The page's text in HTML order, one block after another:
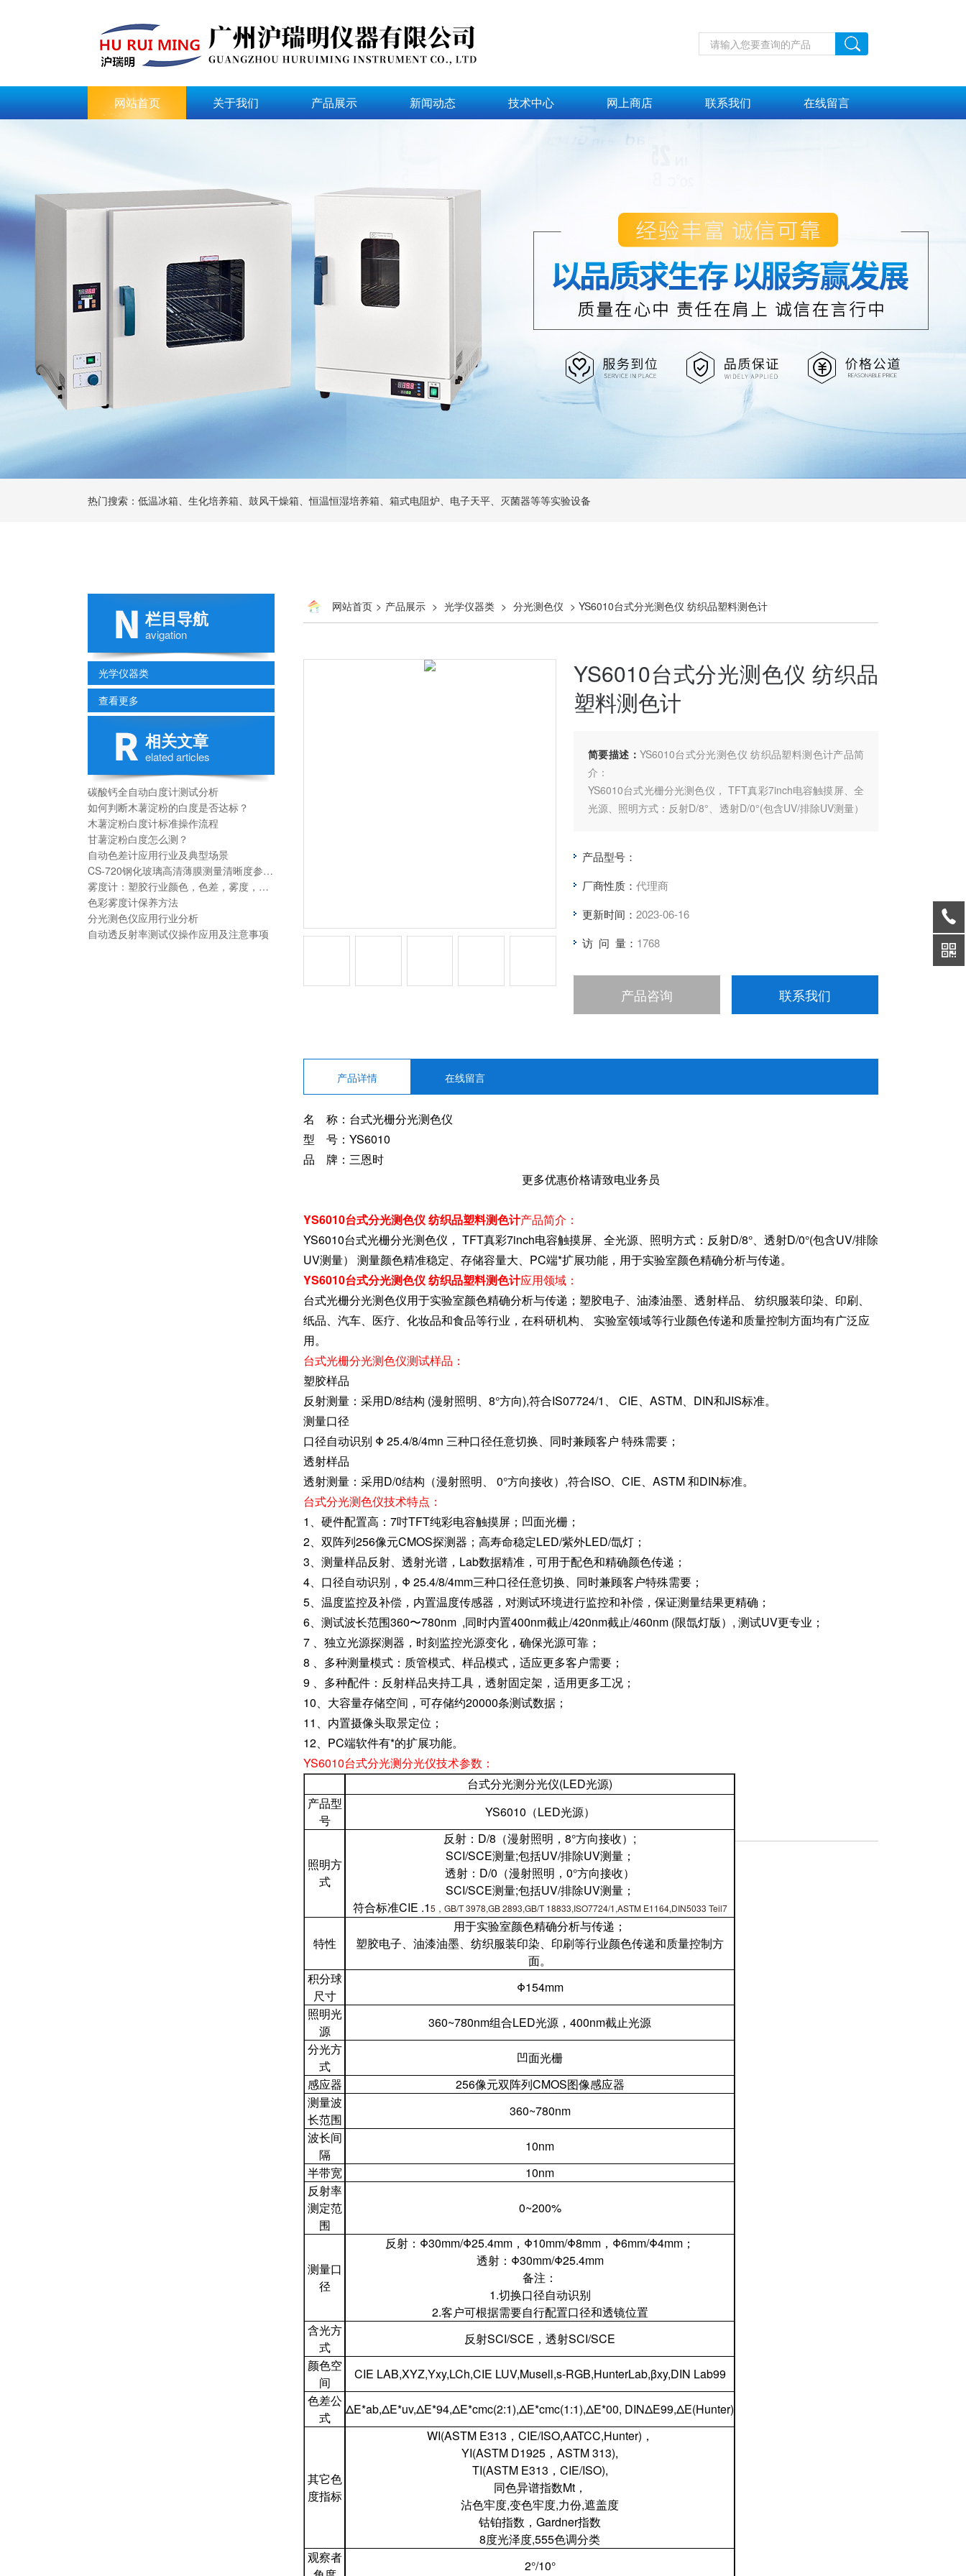
网站首页 关于我们 产品展示 新闻动态 技术中心 网上商店 联系我们 在线留言
热门搜索：低温冰箱、生化培养箱、鼓风干燥箱、恒温恒湿培养箱、箱式电阻炉、电子天平、灭菌器等等实验设备
栏目导航
avigation
光学仪器类
查看更多
相关文章
elated articles
碳酸钙全自动白度计测试分析
如何判断木薯淀粉的白度是否达标？
木薯淀粉白度计标准操作流程
甘薯淀粉白度怎么测？
自动色差计应用行业及典型场景
CS-720钢化玻璃高清薄膜测量清晰度参数分析
雾度计：塑胶行业颜色，色差，雾度，透过率测量指标
色彩雾度计保养方法
分光测色仪应用行业分析
自动透反射率测试仪操作应用及注意事项
网站首页 > 产品展示 > 光学仪器类 > 分光测色仪 > YS6010台式分光测色仪 纺织品塑料测色计
YS6010台式分光测色仪 纺织品
塑料测色计
简要描述： YS6010台式分光测色仪 纺织品塑料测色计产品简
介：
YS6010台式光栅分光测色仪， TFT真彩7inch电容触摸屏、全
光源、照明方式：反射D/8°、透射D/0°(包含UV/排除UV测量）
台式光栅分光测色仪用于实验室颜色精确分析与传递；塑胶电
子、油漆油墨、透射样品、 纺织服装印染、印刷、纸品、汽
产品型号：
厂商性质： 代理商
更新时间： 2023-06-16
访 问 量： 1768
产品咨询 联系我们
产品详情 在线留言
名 称：台式光栅分光测色仪
型 号：YS6010
品 牌：三恩时
更多优惠价格请致电业务员
YS6010台式分光测色仪 纺织品塑料测色计产品简介：
YS6010台式光栅分光测色仪， TFT真彩7inch电容触摸屏、全光源、照明方式：反射D/8°、透射D/0°(包含UV/排除
UV测量） 测量颜色精准稳定、存储容量大、PC端*扩展功能，用于实验室颜色精确分析与传递。
YS6010台式分光测色仪 纺织品塑料测色计应用领域：
台式光栅分光测色仪用于实验室颜色精确分析与传递；塑胶电子、油漆油墨、透射样品、 纺织服装印染、印刷、
纸品、汽车、医疗、化妆品和食品等行业，在科研机构、 实验室领域等行业颜色传递和质量控制方面均有广泛应
用。
台式光栅分光测色仪测试样品：
塑胶样品
反射测量：采用D/8结构 (漫射照明、8°方向),符合IS07724/1、 CIE、ASTM、DIN和JIS标准。
测量口径
口径自动识别 Φ 25.4/8/4mn 三种口径任意切换、同时兼顾客户 特殊需要；
透射样品
透射测量：采用D/0结构（漫射照明、 0°方向接收）,符合ISO、CIE、ASTM 和DIN标准。
台式分光测色仪技术特点：
1、硬件配置高：7吋TFT纯彩电容触摸屏；凹面光栅；
2、双阵列256像元CMOS探测器；高寿命稳定LED/紫外LED/氙灯；
3、测量样品反射、透射光谱，Lab数据精准，可用于配色和精确颜色传递；
4、口径自动识别，Φ 25.4/8/4mm三种口径任意切换、同时兼顾客户特殊需要；
5、温度监控及补偿，内置温度传感器，对测试环境进行监控和补偿，保证测量结果更精确；
6、测试波长范围360〜780nm ,同时内置400nm截止/420nm截止/460nm (限氙灯版）, 测试UV更专业；
7 、独立光源探测器，时刻监控光源变化，确保光源可靠；
8 、多种测量模式：质管模式、样品模式，适应更多客户需要；
9 、多种配件：反射样品夹持工具，透射固定架，适用更多工况；
10、大容量存储空间，可存储约20000条测试数据；
11、内置摄像头取景定位；
12、PC端软件有*的扩展功能。
YS6010台式分光测分光仪技术参数：
台式分光测分光仪(LED光源)
产品型
号
YS6010（LED光源）
照明方
式
反射：D/8（漫射照明，8°方向接收）;
SCI/SCE测量;包括UV/排除UV测量；
透射：D/0（漫射照明，0°方向接收）
SCI/SCE测量;包括UV/排除UV测量；
符合标准CIE .15，GB/T 3978,GB 2893,GB/T 18833,ISO7724/1,ASTM E1164,DIN5033 Teil7
特性
用于实验室颜色精确分析与传递；
塑胶电子、油漆油墨、纺织服装印染、印刷等行业颜色传递和质量控制方
面。
积分球
尺寸
Φ154mm
照明光
源
360~780nm组合LED光源，400nm截止光源
分光方
式
凹面光栅
感应器
256像元双阵列CMOS图像感应器
测量波
长范围
360~780nm
波长间
隔
10nm
半带宽
10nm
反射率
测定范
围
0~200%
测量口
径
反射：Φ30mm/Φ25.4mm，Φ10mm/Φ8mm，Φ6mm/Φ4mm；
透射：Φ30mm/Φ25.4mm
备注：
1.切换口径自动识别
2.客户可根据需要自行配置口径和透镜位置
含光方
式
反射SCI/SCE，透射SCI/SCE
颜色空
间
CIE LAB,XYZ,Yxy,LCh,CIE LUV,Musell,s-RGB,HunterLab,βxy,DIN Lab99
色差公
式
ΔE*ab,ΔE*uv,ΔE*94,ΔE*cmc(2:1),ΔE*cmc(1:1),ΔE*00, DINΔE99,ΔE(Hunter)
其它色
度指标
WI(ASTM E313，CIE/ISO,AATCC,Hunter)，
YI(ASTM D1925，ASTM 313),
TI(ASTM E313，CIE/ISO),
同色异谱指数Mt，
沾色牢度,变色牢度,力份,遮盖度
钴铂指数，Gardner指数
8度光泽度,555色调分类
观察者
2°/10°